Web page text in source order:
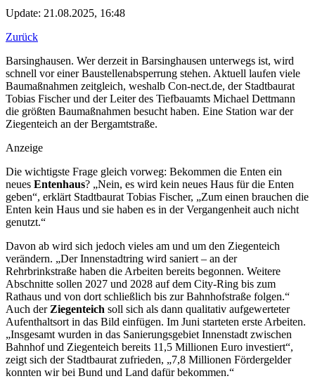
Update: 21.08.2025, 16:48
Zurück
Barsinghausen. Wer derzeit in Barsinghausen unterwegs ist, wird
schnell vor einer Baustellenabsperrung stehen. Aktuell laufen viele
Baumaßnahmen zeitgleich, weshalb Con-nect.de, der Stadtbaurat
Tobias Fischer und der Leiter des Tiefbauamts Michael Dettmann
die größten Baumaßnahmen besucht haben. Eine Station war der
Ziegenteich an der Bergamtstraße.
Anzeige
Die wichtigste Frage gleich vorweg: Bekommen die Enten ein
neues Entenhaus? „Nein, es wird kein neues Haus für die Enten
geben“, erklärt Stadtbaurat Tobias Fischer, „Zum einen brauchen die
Enten kein Haus und sie haben es in der Vergangenheit auch nicht
genutzt.“
Davon ab wird sich jedoch vieles am und um den Ziegenteich
verändern. „Der Innenstadtring wird saniert – an der
Rehrbrinkstraße haben die Arbeiten bereits begonnen. Weitere
Abschnitte sollen 2027 und 2028 auf dem City-Ring bis zum
Rathaus und von dort schließlich bis zur Bahnhofstraße folgen.“
Auch der Ziegenteich soll sich als dann qualitativ aufgewerteter
Aufenthaltsort in das Bild einfügen. Im Juni starteten erste Arbeiten.
„Insgesamt wurden in das Sanierungsgebiet Innenstadt zwischen
Bahnhof und Ziegenteich bereits 11,5 Millionen Euro investiert“,
zeigt sich der Stadtbaurat zufrieden, „7,8 Millionen Fördergelder
konnten wir bei Bund und Land dafür bekommen.“